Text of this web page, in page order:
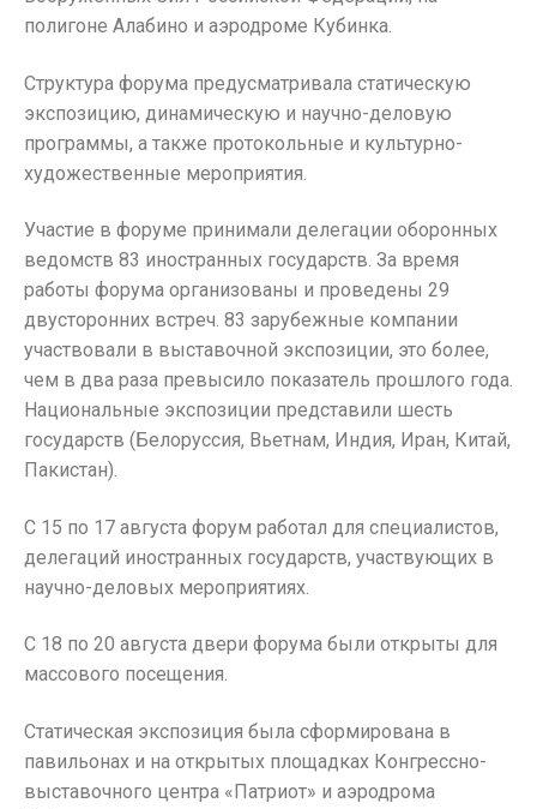
полигоне Алабино и аэродроме Кубинка.
Структура форума предусматривала статическую
экспозицию, динамическую и научно-деловую
программы, а также протокольные и культурно-
художественные мероприятия.
Участие в форуме принимали делегации оборонных
ведомств 83 иностранных государств. За время
работы форума организованы и проведены 29
двусторонних встреч. 83 зарубежные компании
участвовали в выставочной экспозиции, это более,
чем в два раза превысило показатель прошлого года.
Национальные экспозиции представили шесть
государств (Белоруссия, Вьетнам, Индия, Иран, Китай,
Пакистан).
С 15 по 17 августа форум работал для специалистов,
делегаций иностранных государств, участвующих в
научно-деловых мероприятиях.
С 18 по 20 августа двери форума были открыты для
массового посещения.
Статическая экспозиция была сформирована в
павильонах и на открытых площадках Конгрессно-
выставочного центра «Патриот» и аэродрома